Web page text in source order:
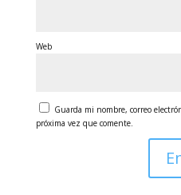
Web
Guarda mi nombre, correo
próxima vez que comente.